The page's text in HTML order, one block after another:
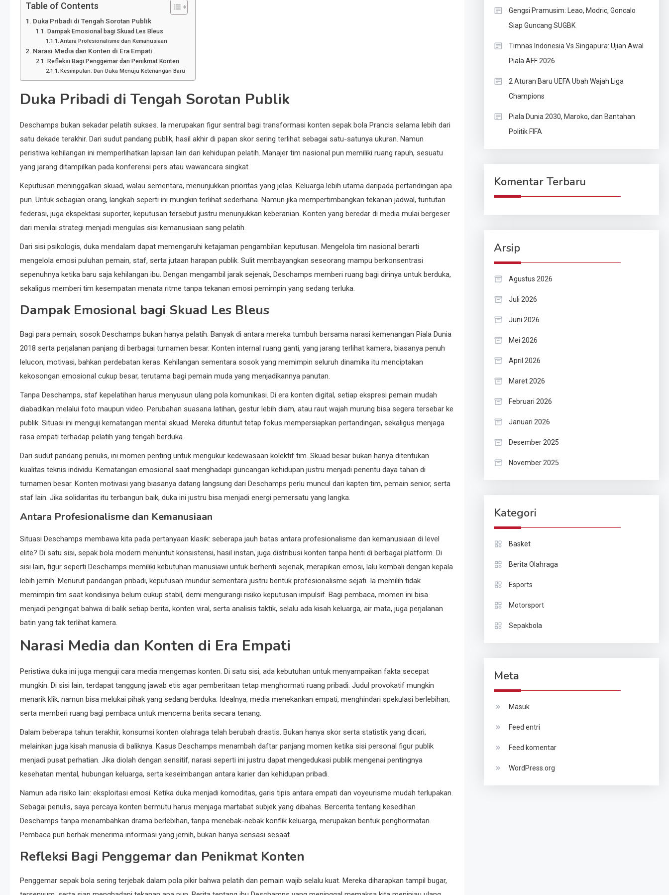
Table of Contents
Duka Pribadi di Tengah Sorotan Publik
Dampak Emosional bagi Skuad Les Bleus
Antara Profesionalisme dan Kemanusiaan
Narasi Media dan Konten di Era Empati
Refleksi Bagi Penggemar dan Penikmat Konten
Kesimpulan: Dari Duka Menuju Ketenangan Baru
Duka Pribadi di Tengah Sorotan Publik
Deschamps bukan sekadar pelatih sukses. Ia merupakan figur sentral bagi transformasi konten sepak bola Prancis selama lebih dari
satu dekade terakhir. Dari sudut pandang publik, hasil akhir di papan skor sering terlihat sebagai satu-satunya ukuran. Namun
peristiwa kehilangan ini memperlihatkan lapisan lain dari kehidupan pelatih. Manajer tim nasional pun memiliki ruang rapuh, sesuatu
yang jarang ditampilkan pada konferensi pers atau wawancara singkat.
Keputusan meninggalkan skuad, walau sementara, menunjukkan prioritas yang jelas. Keluarga lebih utama daripada pertandingan apa
pun. Untuk sebagian orang, langkah seperti ini mungkin terlihat sederhana. Namun jika mempertimbangkan tekanan jadwal, tuntutan
federasi, juga ekspektasi suporter, keputusan tersebut justru menunjukkan keberanian. Konten yang beredar di media mulai bergeser
dari menilai strategi menjadi mengulas sisi kemanusiaan sang pelatih.
Dari sisi psikologis, duka mendalam dapat memengaruhi ketajaman pengambilan keputusan. Mengelola tim nasional berarti
mengelola emosi puluhan pemain, staf, serta jutaan harapan publik. Sulit membayangkan seseorang mampu berkonsentrasi
sepenuhnya ketika baru saja kehilangan ibu. Dengan mengambil jarak sejenak, Deschamps memberi ruang bagi dirinya untuk berduka,
sekaligus memberi tim kesempatan menata ritme tanpa tekanan emosi pemimpin yang sedang terluka.
Dampak Emosional bagi Skuad Les Bleus
Bagi para pemain, sosok Deschamps bukan hanya pelatih. Banyak di antara mereka tumbuh bersama narasi kemenangan Piala Dunia
2018 serta perjalanan panjang di berbagai turnamen besar. Konten internal ruang ganti, yang jarang terlihat kamera, biasanya penuh
lelucon, motivasi, bahkan perdebatan keras. Kehilangan sementara sosok yang memimpin seluruh dinamika itu menciptakan
kekosongan emosional cukup besar, terutama bagi pemain muda yang menjadikannya panutan.
Tanpa Deschamps, staf kepelatihan harus menyusun ulang pola komunikasi. Di era konten digital, setiap ekspresi pemain mudah
diabadikan melalui foto maupun video. Perubahan suasana latihan, gestur lebih diam, atau raut wajah murung bisa segera tersebar ke
publik. Situasi ini menguji kematangan mental skuad. Mereka dituntut tetap fokus mempersiapkan pertandingan, sekaligus menjaga
rasa empati terhadap pelatih yang tengah berduka.
Dari sudut pandang penulis, ini momen penting untuk mengukur kedewasaan kolektif tim. Skuad besar bukan hanya ditentukan
kualitas teknis individu. Kematangan emosional saat menghadapi guncangan kehidupan justru menjadi penentu daya tahan di
turnamen besar. Konten motivasi yang biasanya datang langsung dari Deschamps perlu muncul dari kapten tim, pemain senior, serta
staf lain. Jika solidaritas itu terbangun baik, duka ini justru bisa menjadi energi pemersatu yang langka.
Antara Profesionalisme dan Kemanusiaan
Situasi Deschamps membawa kita pada pertanyaan klasik: seberapa jauh batas antara profesionalisme dan kemanusiaan di level
elite? Di satu sisi, sepak bola modern menuntut konsistensi, hasil instan, juga distribusi konten tanpa henti di berbagai platform. Di
sisi lain, figur seperti Deschamps memiliki kebutuhan manusiawi untuk berhenti sejenak, merapikan emosi, lalu kembali dengan kepala
lebih jernih. Menurut pandangan pribadi, keputusan mundur sementara justru bentuk profesionalisme sejati. Ia memilih tidak
memimpin tim saat kondisinya belum cukup stabil, demi mengurangi risiko keputusan impulsif. Bagi pembaca, momen ini bisa
menjadi pengingat bahwa di balik setiap berita, konten viral, serta analisis taktik, selalu ada kisah keluarga, air mata, juga perjalanan
batin yang tak terlihat kamera.
Narasi Media dan Konten di Era Empati
Peristiwa duka ini juga menguji cara media mengemas konten. Di satu sisi, ada kebutuhan untuk menyampaikan fakta secepat
mungkin. Di sisi lain, terdapat tanggung jawab etis agar pemberitaan tetap menghormati ruang pribadi. Judul provokatif mungkin
menarik klik, namun bisa melukai pihak yang sedang berduka. Idealnya, media menekankan empati, menghindari spekulasi berlebihan,
serta memberi ruang bagi pembaca untuk mencerna berita secara tenang.
Dalam beberapa tahun terakhir, konsumsi konten olahraga telah berubah drastis. Bukan hanya skor serta statistik yang dicari,
melainkan juga kisah manusia di baliknya. Kasus Deschamps menambah daftar panjang momen ketika sisi personal figur publik
menjadi pusat perhatian. Jika diolah dengan sensitif, narasi seperti ini justru dapat mengedukasi publik mengenai pentingnya
kesehatan mental, hubungan keluarga, serta keseimbangan antara karier dan kehidupan pribadi.
Namun ada risiko lain: eksploitasi emosi. Ketika duka menjadi komoditas, garis tipis antara empati dan voyeurisme mudah terlupakan.
Sebagai penulis, saya percaya konten bermutu harus menjaga martabat subjek yang dibahas. Bercerita tentang kesedihan
Deschamps tanpa menambahkan drama berlebihan, tanpa menebak-nebak konflik keluarga, merupakan bentuk penghormatan.
Pembaca pun berhak menerima informasi yang jernih, bukan hanya sensasi sesaat.
Refleksi Bagi Penggemar dan Penikmat Konten
Penggemar sepak bola sering terjebak dalam pola pikir bahwa pelatih dan pemain wajib selalu kuat. Mereka diharapkan tampil bugar,
Gengsi Pramusim: Leao, Modric, Goncalo
Siap Guncang SUGBK
Timnas Indonesia Vs Singapura: Ujian Awal
Piala AFF 2026
2 Aturan Baru UEFA Ubah Wajah Liga
Champions
Piala Dunia 2030, Maroko, dan Bantahan
Politik FIFA
Komentar Terbaru
Arsip
Agustus 2026
Juli 2026
Juni 2026
Mei 2026
April 2026
Maret 2026
Februari 2026
Januari 2026
Desember 2025
November 2025
Kategori
Basket
Berita Olahraga
Esports
Motorsport
Sepakbola
Meta
Masuk
Feed entri
Feed komentar
WordPress.org